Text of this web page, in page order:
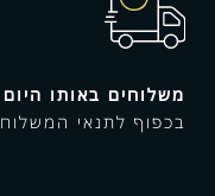
משלוחים באותו היום
בכפוף לתנאי המשלוח